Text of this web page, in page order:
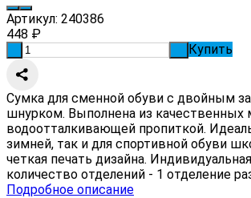
Артикул: 240386
448 ₽
Купить
Сумка для сменной обуви с двойным
шнурком. Выполнена из качественных
водоотталкивающей пропиткой.
зимней, так и для спортивной обуви
четкая печать дизайна.
количество отделений - 1 отделение
Подробное описание